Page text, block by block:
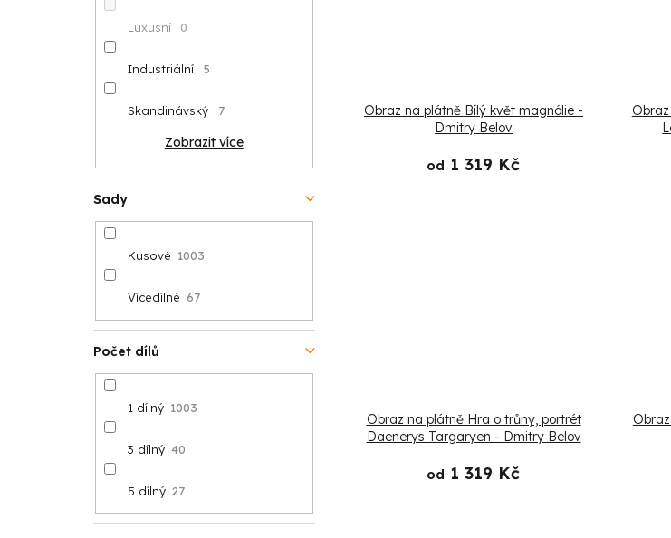
Luxusní 0
Industriální 5
Skandinávský 7
Zobrazit více
Sady
Kusové 1003
Vícedílné 67
Počet dílů
1 dílný 1003
3 dílný 40
5 dílný 27
Obraz na plátně Bílý květ magnólie -
Dmitry Belov
od 1 319 Kč
Obraz na plátně Hra o trůny, portrét
Daenerys Targaryen - Dmitry Belov
od 1 319 Kč